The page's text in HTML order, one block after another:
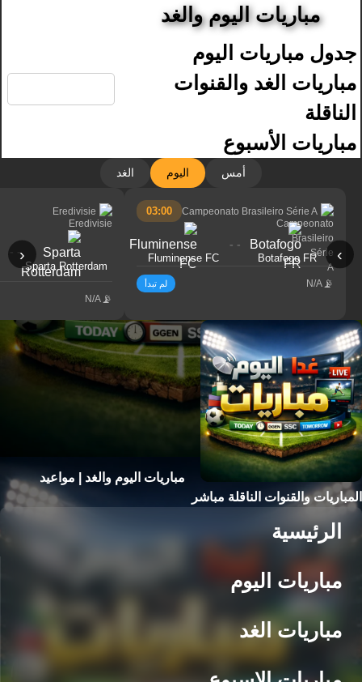
مباريات اليوم والغد
جدول مباريات اليوم
مباريات الغد والقنوات
الناقلة
مباريات الأسبوع
أمس اليوم الغد
‹ ›
Campeonato Brasileiro Série A
03:00
Botafogo FR
- -
Fluminense FC
N/A لم تبدأ
Eredivisie
Sparta Rotterdam
- -
N/A
مباريات اليوم والغد | مواعيد
المباريات والقنوات الناقلة مباشر
الرئيسية
مباريات اليوم
مباريات الغد